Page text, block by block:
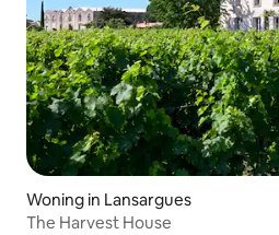
Woning in Lansargues
The Harvest House